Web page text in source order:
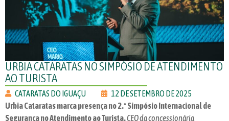
URBIA CATARATAS NO SIMPÓSIO DE ATENDIMENTO
AO TURISTA
CATARATAS DO IGUAÇU
12 DE SETEMBRO DE 2025
Urbia Cataratas marca presença no 2.º Simpósio Internacional de
Segurança no Atendimento ao Turista.CEO da concessionária